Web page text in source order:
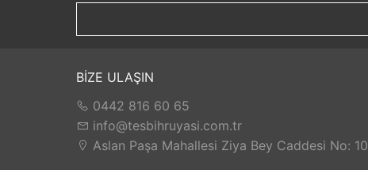
seçenekleri ile rahatça alışveriş yapabilirsiniz.
İade ve Değişim İmkanı: Memnuniyetsizlik
değilse, kolayca iade edebilir veya değişim
Satış Sonrası Destek: TesbihRuyasi.com.tr,
yaşarsanız veya yardıma ihtiyacınız olursa,
TesbihRuyasi.com.tr güvenli, hızlı ve müşteri
BİZE ULAŞIN
0442 816 60 65
info@tesbihruyasi.com.tr
Aslan Paşa Mahallesi Ziya Bey Caddesi No: